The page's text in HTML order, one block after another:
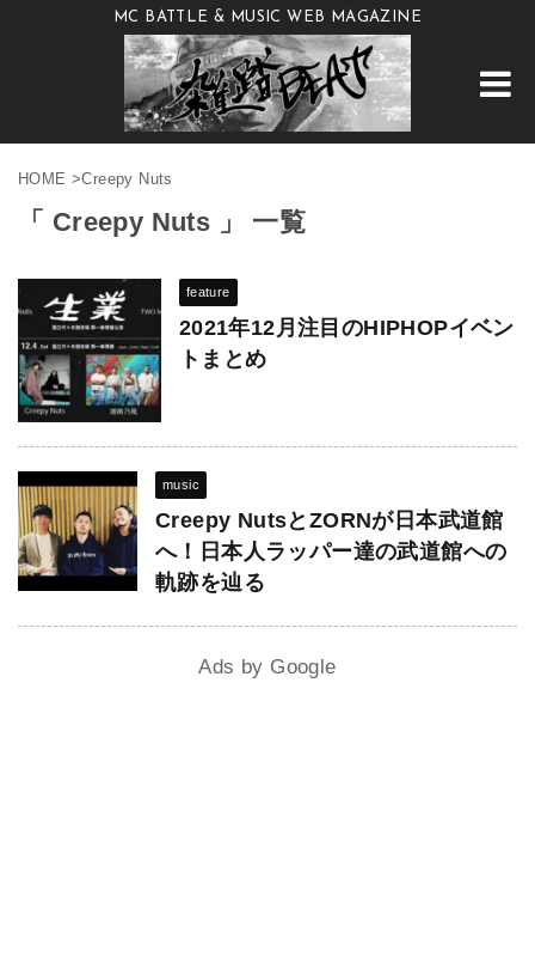
MC BATTLE & MUSIC WEB MAGAZINE
HOME >Creepy Nuts
「 Creepy Nuts 」 一覧
feature
2021年12月注目のHIPHOPイベン
トまとめ
music
Creepy NutsとZORNが日本武道館
へ！日本人ラッパー達の武道館への
軌跡を辿る
Ads by Google